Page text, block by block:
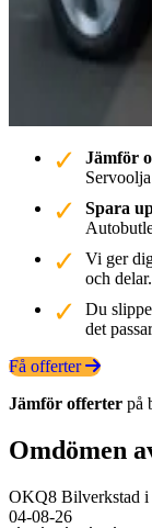
Jämför
Spara
Vi ger
och delar.
Du
det
Få offerter
Jämför offerter på
Omdömen
OKQ8 Bilverkstad
04-08-26